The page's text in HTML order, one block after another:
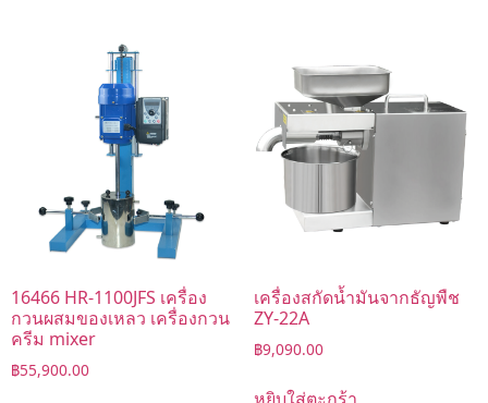
16466 HR-1100JFS เครื่อง
กวนผสมของเหลว เครื่องกวน
ครีม mixer
฿55,900.00
เครื่องสกัดน้ำมันจากธัญพืช
ZY-22A
฿9,090.00